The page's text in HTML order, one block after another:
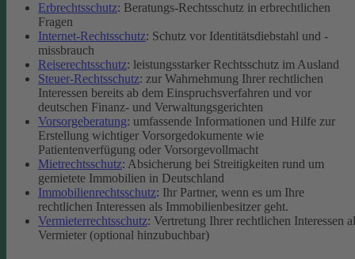
Erbrechtsschutz: Beratungs-Rechtsschutz in erbrechtlichen
Fragen
Internet-Rechtsschutz: Schutz vor Identitätsdiebstahl und -
missbrauch
Reiserechtsschutz: leistungsstarker Rechtsschutz im Ausland
Steuer-Rechtsschutz: zur Wahrnehmung Ihrer rechtlichen
Interessen bereits ab dem Einspruchsverfahren und vor
deutschen Finanz- und Verwaltungsgerichten
Vorsorgeberatung: umfassende Informationen und Hilfe zur
Erstellung wichtiger Vorsorgedokumente wie
Patientenverfügung oder Vorsorgevollmacht
Mietrechtsschutz: Absicherung bei Streitigkeiten rund um
gemietete Immobilien in Deutschland
Immobilienrechtsschutz: Ihr Partner, wenn es um Ihre
rechtlichen Interessen als Immobilienbesitzer geht.
Vermieterrechtsschutz: Vertretung Ihrer rechtlichen Interessen
Vermieter (optional hinzubuchbar)